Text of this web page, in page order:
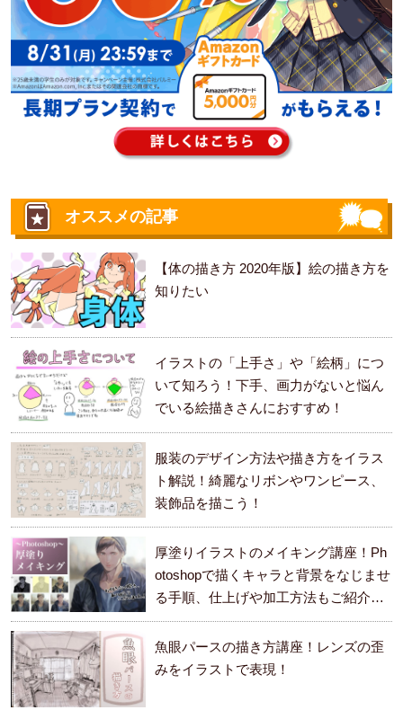
オススメの記事
【体の描き方 2020年版】絵の描き方を
知りたい
イラストの「上手さ」や「絵柄」につ
いて知ろう！下手、画力がないと悩ん
でいる絵描きさんにおすすめ！
服装のデザイン方法や描き方をイラス
ト解説！綺麗なリボンやワンピース、
装飾品を描こう！
厚塗りイラストのメイキング講座！Ph
otoshopで描くキャラと背景をなじませ
る手順、仕上げや加工方法もご紹介し
ます。
魚眼パースの描き方講座！レンズの歪
みをイラストで表現！